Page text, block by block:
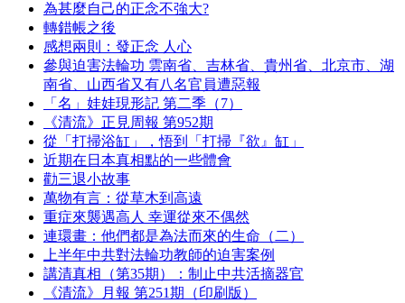
為甚麼自己的正念不強大?
轉錯帳之後
感想兩則：發正念 人心
參與迫害法輪功 雲南省、吉林省、貴州省、北京市、湖
南省、山西省又有八名官員遭惡報
「名」娃娃現形記 第二季（7）
《清流》正見周報 第952期
從「打掃浴缸」，悟到「打掃『欲』缸」
近期在日本真相點的一些體會
勸三退小故事
萬物有言：從草木到高遠
重症來襲遇高人 幸運從來不偶然
連環畫：他們都是為法而來的生命（二）
上半年中共對法輪功教師的迫害案例
講清真相（第35期）：制止中共活摘器官
《清流》月報 第251期（印刷版）